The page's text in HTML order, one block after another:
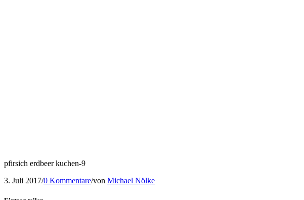
pfirsich erdbeer kuchen-9
3. Juli 2017/0 Kommentare/von Michael Nölke